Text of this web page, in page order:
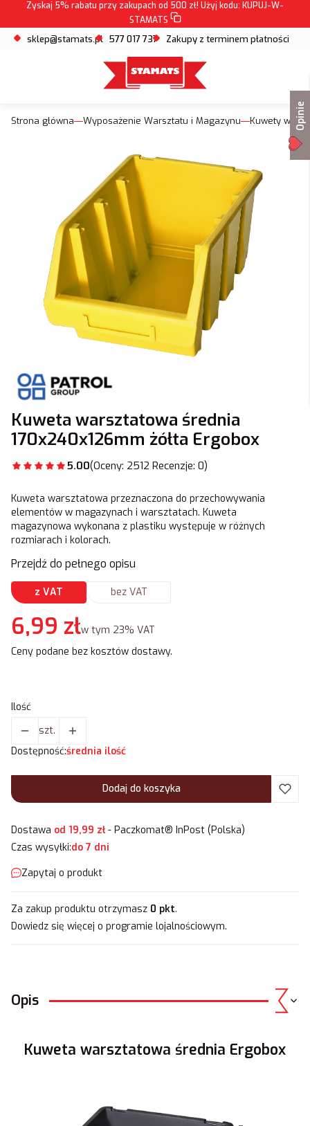
Zyskaj 5% rabatu przy zakupach od 500 zł! Użyj kodu: KUPUJ-W-
STAMATS
sklep@stamats.pl 577 017 737 Zakupy z terminem płatności
Strona główna Wyposażenie Warsztatu i Magazynu Kuwety
Kuweta warsztatowa średnia
170x240x126mm żółta Ergobox
5.00(Oceny: 2512 Recenzje: 0)
Kuweta warsztatowa przeznaczona do przechowywania
elementów w magazynach i warsztatach. Kuweta
magazynowa wykonana z plastiku występuje w różnych
rozmiarach i kolorach.
Przejdź do pełnego opisu
z VAT bez VAT
Cena
6,99 złw tym 23% VAT
w tym 23% VAT
Ceny podane bez kosztów dostawy.
Ilość
szt.
Dostępność:średnia ilość
Dodaj do koszyka
Dostawa od 19,99 zł- Paczkomat® InPost (Polska)
Czas wysyłki:do 7 dni
Zapytaj o produkt
Za zakup produktu otrzymasz 0 pkt.
Dowiedz się więcej o programie lojalnościowym.
Opis
Kuweta warsztatowa średnia Ergobox
Opinie